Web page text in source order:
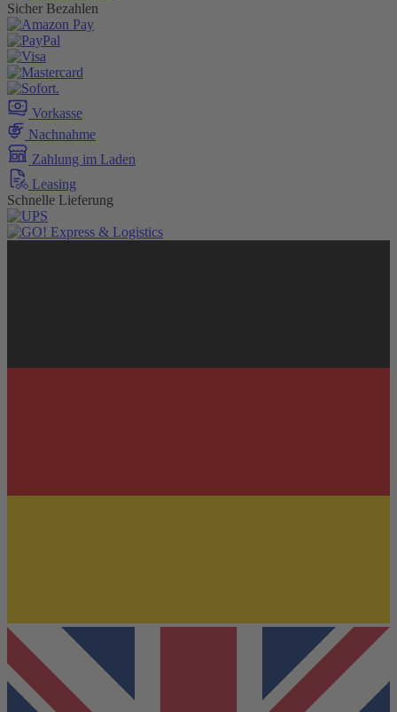
Sicher Bezahlen
Vorkasse
Nachnahme
Zahlung im Laden
Leasing
Schnelle Lieferung